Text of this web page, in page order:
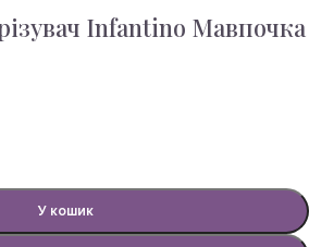
Infantino Мавпочка
У кошик